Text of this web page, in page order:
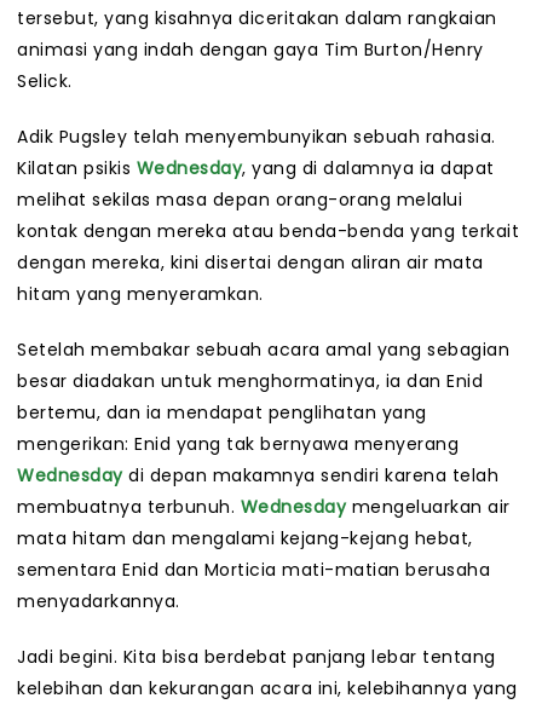
tersebut, yang kisahnya diceritakan dalam rangkaian
animasi yang indah dengan gaya Tim Burton/Henry
Selick.
Adik Pugsley telah menyembunyikan sebuah rahasia.
Kilatan psikis Wednesday, yang di dalamnya ia dapat
melihat sekilas masa depan orang-orang melalui
kontak dengan mereka atau benda-benda yang terkait
dengan mereka, kini disertai dengan aliran air mata
hitam yang menyeramkan.
Setelah membakar sebuah acara amal yang sebagian
besar diadakan untuk menghormatinya, ia dan Enid
bertemu, dan ia mendapat penglihatan yang
mengerikan: Enid yang tak bernyawa menyerang
Wednesdaydi depan makamnya sendiri karena telah
membuatnya terbunuh. Wednesdaymengeluarkan air
mata hitam dan mengalami kejang-kejang hebat,
sementara Enid dan Morticia mati-matian berusaha
menyadarkannya.
Jadi begini. Kita bisa berdebat panjang lebar tentang
kelebihan dan kekurangan acara ini, kelebihannya yang